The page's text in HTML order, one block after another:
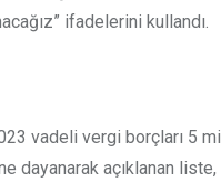
ifadelerini kullandı.
vadeli vergi borçları 5
dayanarak açıklanan